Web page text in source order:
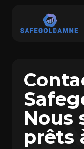
Nous
prêts